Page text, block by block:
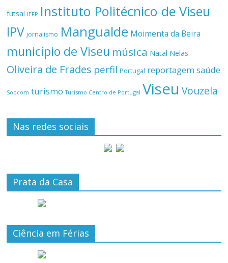
futsal IEFP Instituto Politécnico de Viseu
IPV jornalismo Mangualde Moimenta da Beira
município de Viseu música Natal Nelas
Oliveira de Frades perfil Portugal reportagemsaúde
Sopcom turismo Turismo Centro de Portugal Viseu Vouzela
Nas redes sociais
Prata da Casa
Ciência em Férias